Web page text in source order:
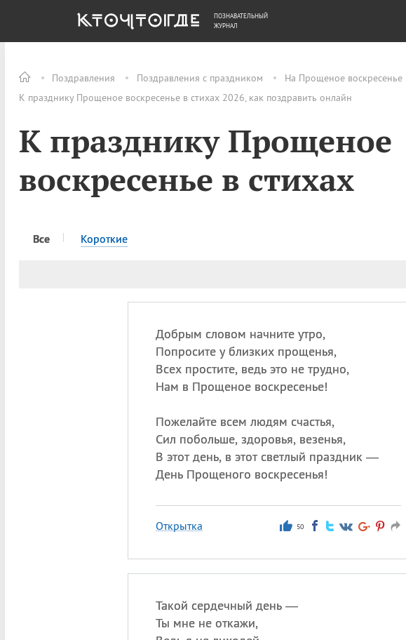
Поздравления Поздравления с праздником
На Прощеное воскресенье
К празднику Прощеное воскресенье в стихах 2026, как поздравить онлайн
К празднику Прощеное
воскресенье в стихах
Все Короткие
Добрым словом начните утро,
Попросите у близких прощенья,
Всех простите, ведь это не трудно,
Нам в Прощеное воскресенье!
Пожелайте всем людям счастья,
Сил побольше, здоровья, везенья,
В этот день, в этот светлый праздник —
День Прощеного воскресенья!
Открытка 50
Такой сердечный день —
Ты мне не откажи,
ОБЩЕСТВО ДЕНЬГИ
ПОЗНАВАТЕЛЬНЫЙ
ЖУРНАЛ